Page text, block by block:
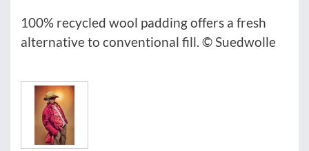
100% recycled wool padding offers a fresh
alternative to conventional fill. © Suedwolle